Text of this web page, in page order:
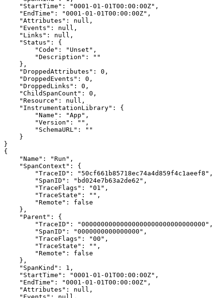
    "StartTime": "0001-01-01T00:00:00Z",
    "EndTime": "0001-01-01T00:00:00Z",
    "Attributes": null,
    "Events": null,
    "Links": null,
    "Status": {
        "Code": "Unset",
        "Description": ""
    },
    "DroppedAttributes": 0,
    "DroppedEvents": 0,
    "DroppedLinks": 0,
    "ChildSpanCount": 0,
    "Resource": null,
    "InstrumentationLibrary": {
        "Name": "App",
        "Version": "",
        "SchemaURL": ""
    }
}
{
    "Name": "Run",
    "SpanContext": {
        "TraceID": "50cf661b85718ec74a4d859f4c1aeef8",
        "SpanID": "bd024e7b63a2de62",
        "TraceFlags": "01",
        "TraceState": "",
        "Remote": false
    },
    "Parent": {
        "TraceID": "00000000000000000000000000000000",
        "SpanID": "0000000000000000",
        "TraceFlags": "00",
        "TraceState": "",
        "Remote": false
    },
    "SpanKind": 1,
    "StartTime": "0001-01-01T00:00:00Z",
    "EndTime": "0001-01-01T00:00:00Z",
    "Attributes": null,